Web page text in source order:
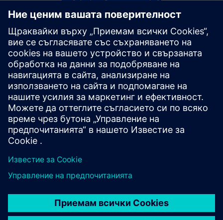
SICK ConnectX
SICK ConnectX е Industrial Edge приложение, което
свързва, обработва и предава данни от сензори и
устройства от сензори към индустриални и облачни
системи за анализ и автоматизация в реално време
Научете повече